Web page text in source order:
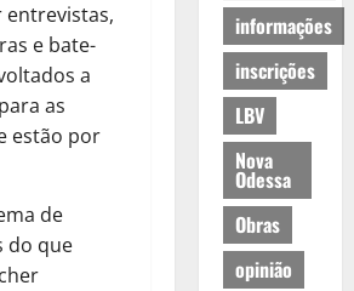
entrevistas,
e bate-
a
as
estão por
de
do que
informações
inscrições
LBV
Nova
Odessa
Obras
opinião